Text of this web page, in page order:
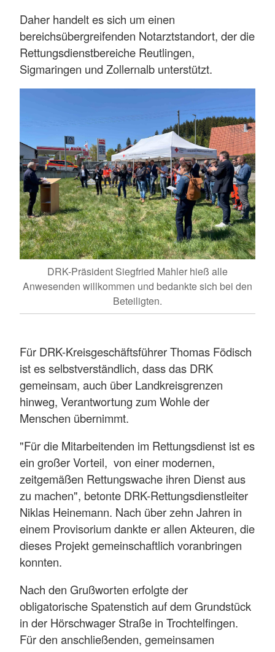
Daher handelt es sich um einen
bereichsübergreifenden Notarztstandort, der die
Rettungsdienstbereiche Reutlingen,
Sigmaringen und Zollernalb unterstützt.
DRK-Präsident Siegfried Mahler hieß alle
Anwesenden willkommen und bedankte sich bei den
Beteiligten.
Für DRK-Kreisgeschäftsführer Thomas Födisch
ist es selbstverständlich, dass das DRK
gemeinsam, auch über Landkreisgrenzen
hinweg, Verantwortung zum Wohle der
Menschen übernimmt.
"Für die Mitarbeitenden im Rettungsdienst ist es
ein großer Vorteil, von einer modernen,
zeitgemäßen Rettungswache ihren Dienst aus
zu machen", betonte DRK-Rettungsdienstleiter
Niklas Heinemann. Nach über zehn Jahren in
einem Provisorium dankte er allen Akteuren, die
dieses Projekt gemeinschaftlich voranbringen
konnten.
Nach den Grußworten erfolgte der
obligatorische Spatenstich auf dem Grundstück
in der Hörschwager Straße in Trochtelfingen.
Für den anschließenden, gemeinsamen